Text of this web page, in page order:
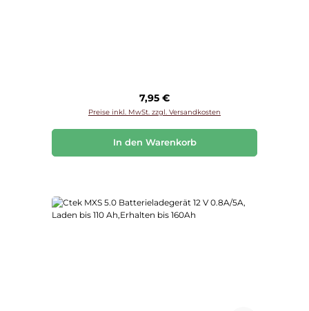
Regulärer Preis:
7,95 €
Preise inkl. MwSt. zzgl. Versandkosten
In den Warenkorb